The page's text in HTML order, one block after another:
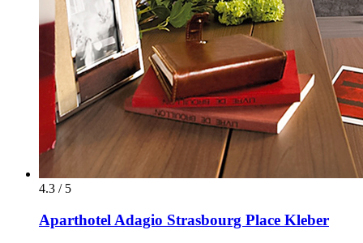
4.3 / 5
Aparthotel Adagio Strasbourg Place Kleber